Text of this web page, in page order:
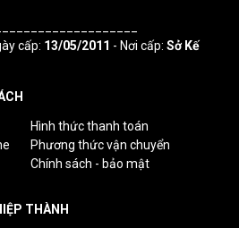
cấp: 13/05/2011 - Nơi cấp: Sở Kế
Hình thức thanh toán
Phương thức vận chuyển
Chính sách - bảo mật
THÀNH